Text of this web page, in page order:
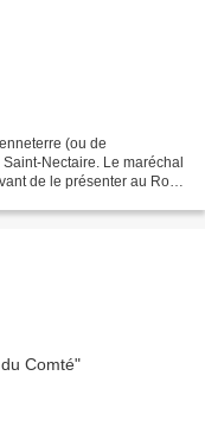
(ou de
Nectaire. Le maréchal
de le présenter au Roi